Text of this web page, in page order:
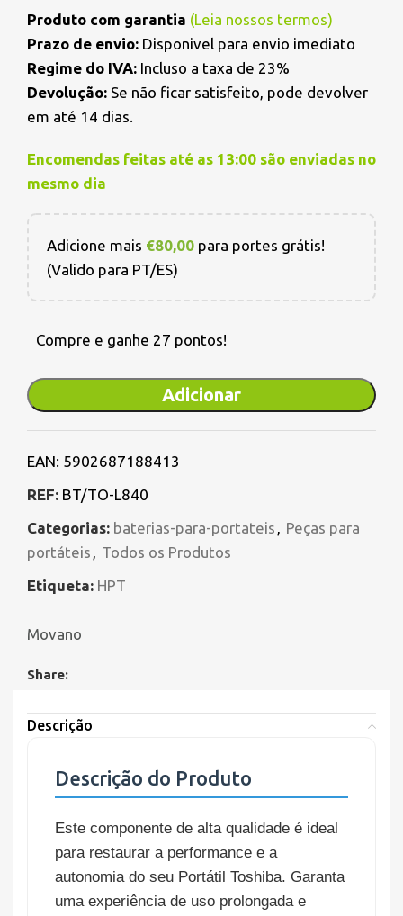
Produto com garantia (Leia nossos termos)
Prazo de envio: Disponivel para envio imediato
Regime do IVA: Incluso a taxa de 23%
Devolução: Se não ficar satisfeito, pode devolver
em até 14 dias.
Encomendas feitas até as 13:00 são enviadas no
mesmo dia
Adicione mais €80,00 para portes grátis!
(Valido para PT/ES)
Compre e ganhe 27 pontos!
Adicionar
EAN: 5902687188413
REF: BT/TO-L840
Categorias: baterias-para-portateis , Peças para
portáteis , Todos os Produtos
Etiqueta: HPT
Movano
Share:
Descrição
Descrição do Produto
Este componente de alta qualidade é ideal
para restaurar a performance e a
autonomia do seu Portátil Toshiba. Garanta
uma experiência de uso prolongada e